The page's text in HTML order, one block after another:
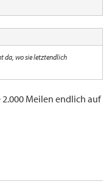
da, wo sie letztendlich
2.000 Meilen endlich auf